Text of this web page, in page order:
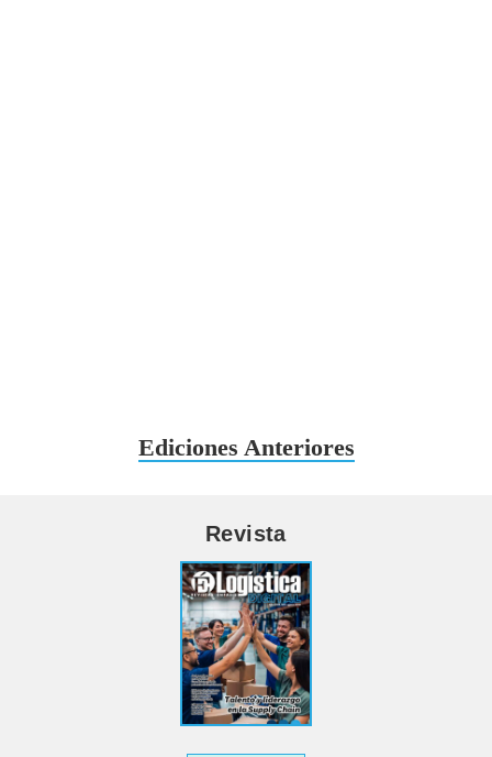
Ediciones Anteriores
Revista